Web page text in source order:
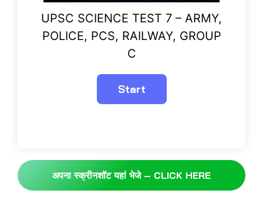
UPSC SCIENCE TEST 7 – ARMY,
POLICE, PCS, RAILWAY, GROUP
C
अपना स्क्रीनशॉट यहां भेजे – CLICK HERE